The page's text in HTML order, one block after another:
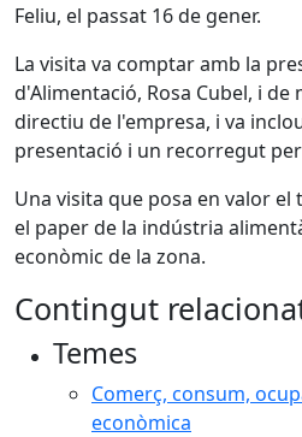
Feliu, el passat 16 de gener.
La visita va comptar amb la
d'Alimentació, Rosa Cubel, i
directiu de l'empresa, i va
presentació i un recorregut
Una visita que posa en valor
el paper de la indústria
econòmic de la zona.
Contingut
Temes
Comerç, consum,
econòmica